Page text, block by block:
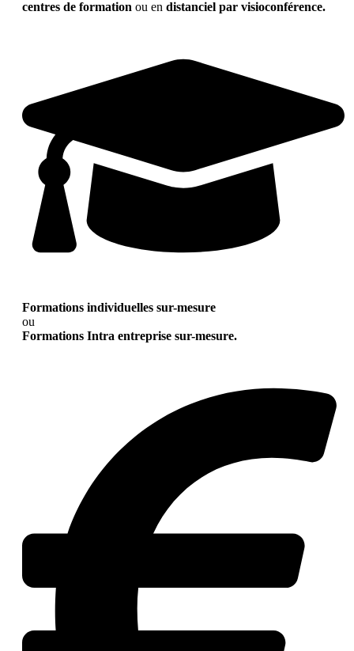
centres de formation ou en distanciel par visioconférence.
Formations individuelles sur-mesure
ou
Formations Intra entreprise sur-mesure.